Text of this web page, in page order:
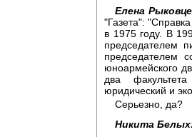
Елена
"Газета":
в 1975 году. В
председателем
председателем
юноармейского
два
юридический и
Серьезно, да?
Никита